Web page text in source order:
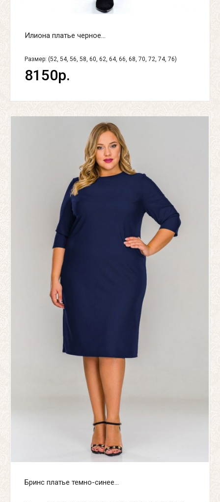
Илиона платье черное...
Размер: (52, 54, 56, 58, 60, 62, 64, 66, 68, 70, 72, 74, 76)
8150р.
Бринс платье темно-синее...